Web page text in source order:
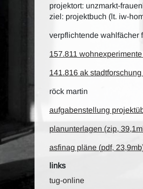
projektort: unzmarkt-
ziel: projektbuch (lt. iw-
verpflichtende wahlfächer
157.811
141.816 ak
röck martin
aufgabenstellung
planunterlagen (zip,
asfinag pläne (pdf,
links
tug-online